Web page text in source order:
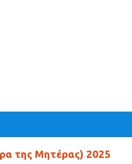
της Μητέρας) 2025